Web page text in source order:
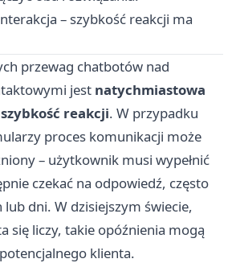
– szybkość reakcji ma
przewag chatbotów nad
jest natychmiastowa
reakcji. W przypadku
proces komunikacji może
– użytkownik musi wypełnić
czekać na odpowiedź, często
dni. W dzisiejszym świecie,
się liczy, takie opóźnienia mogą
klienta.